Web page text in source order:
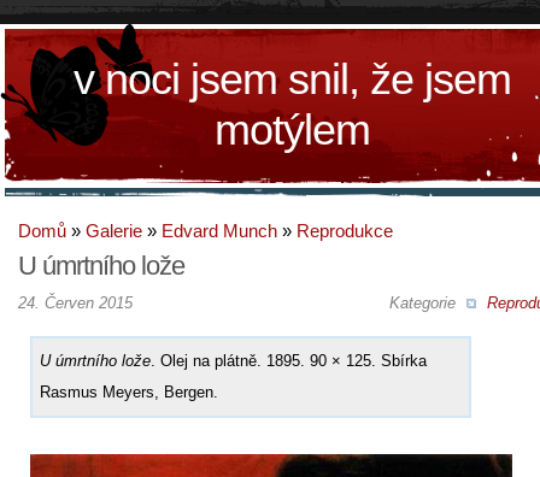
v noci jsem snil, že jsem
motýlem
Domů » Galerie » Edvard Munch » Reprodukce
U úmrtního lože
Kategorie
24. Červen 2015
U úmrtního lože . Olej na plátně. 1895. 90 × 125. Sbírka
Rasmus Meyers, Bergen.